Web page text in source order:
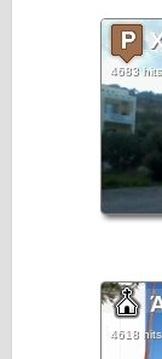
4683 hits
4618 hits